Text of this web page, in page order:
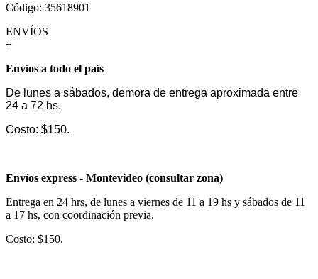
Código: 35618901
ENVÍOS
+
Envíos a todo el país
De lunes a sábados, demora de entrega aproximada entre
24 a 72 hs.
Costo: $150.
Envíos express - Montevideo (consultar zona)
Entrega en 24 hrs, de lunes a viernes de 11 a 19 hs y sábados de 11
a 17 hs, con coordinación previa.
Costo: $150.